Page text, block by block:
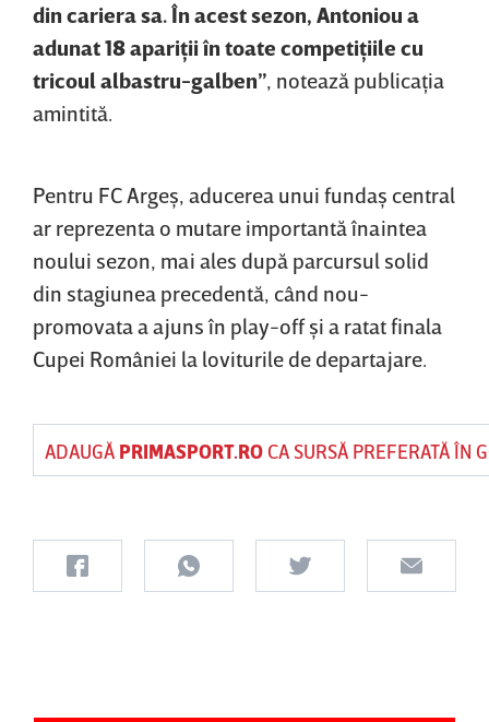
din cariera sa. În acest sezon, Antoniou a
adunat 18 apariţii în toate competiţiile cu
tricoul albastru-galben”, notează publicaţia
amintită.
Pentru FC Argeş, aducerea unui fundaş central
ar reprezenta o mutare importantă înaintea
noului sezon, mai ales după parcursul solid
din stagiunea precedentă, când nou-
promovata a ajuns în play-off şi a ratat finala
Cupei României la loviturile de departajare.
ADAUGĂ PRIMASPORT.ROCA SURSĂ PREFERATĂ ÎN